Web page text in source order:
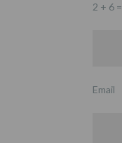
2 + 6 =
Email